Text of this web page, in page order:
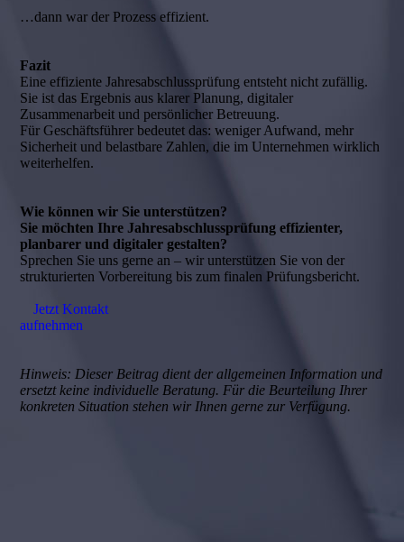
…dann war der Prozess effizient.
Fazit
Eine effiziente Jahresabschlussprüfung entsteht nicht zufällig.
Sie ist das Ergebnis aus klarer Planung, digitaler
Zusammenarbeit und persönlicher Betreuung.
Für Geschäftsführer bedeutet das: weniger Aufwand, mehr
Sicherheit und belastbare Zahlen, die im Unternehmen wirklich
weiterhelfen.
Wie können wir Sie unterstützen?
Sie möchten Ihre Jahresabschlussprüfung effizienter,
planbarer und digitaler gestalten?
Sprechen Sie uns gerne an – wir unterstützen Sie von der
strukturierten Vorbereitung bis zum finalen Prüfungsbericht.
Jetzt Kontakt
aufnehmen
Hinweis: Dieser Beitrag dient der allgemeinen Information und
ersetzt keine individuelle Beratung. Für die Beurteilung Ihrer
konkreten Situation stehen wir Ihnen gerne zur Verfügung.